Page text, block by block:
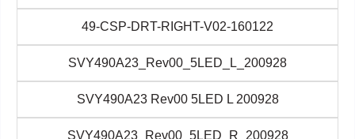
49-CSP-DRT-RIGHT-V02-160122
SVY490A23_Rev00_5LED_L_200928
SVY490A23 Rev00 5LED L 200928
SVY490A23_Rev00_5LED_R_200928